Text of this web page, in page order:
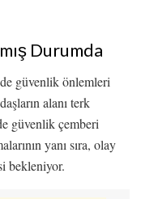
Durumda
güvenlik önlemleri
alanı terk
güvenlik çemberi
yanı sıra, olay
bekleniyor.